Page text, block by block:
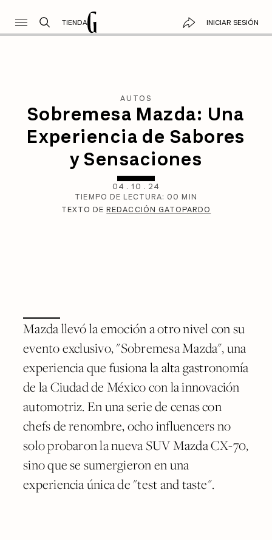
TIENDA INICIAR SESIÓN
AUTOS
Sobremesa Mazda: Una
Experiencia de Sabores
y Sensaciones
04 . 10 . 24
TIEMPO DE LECTURA: 00 MIN
TEXTO DEREDACCIÓN GATOPARDO
Mazda llevó la emoción a otro nivel con su
evento exclusivo, "Sobremesa Mazda", una
experiencia que fusiona la alta gastronomía
de la Ciudad de México con la innovación
automotriz. En una serie de cenas con
chefs de renombre, ocho influencers no
solo probaron la nueva SUV Mazda CX-70,
sino que se sumergieron en una
experiencia única de "test and taste".